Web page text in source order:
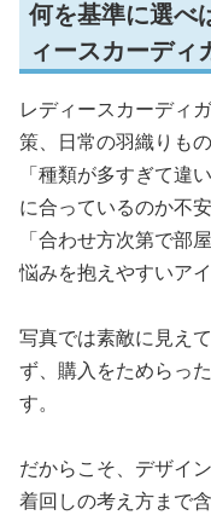
何を基準に選べ
ィースカーディ
レディースカーディ
策、日常の羽織りも
「種類が多すぎて違
に合っているのか不安
「合わせ方次第で部
悩みを抱えやすいア
写真では素敵に見え
ず、購入をためらっ
す。
だからこそ、デザイ
着回しの考え方まで